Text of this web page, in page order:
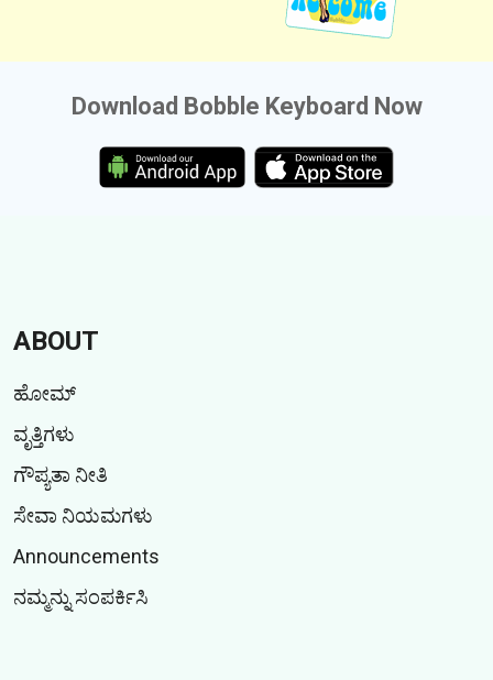
Download Bobble Keyboard Now
ABOUT
ಹೋಮ್
ವೃತ್ತಿಗಳು
ಗೌಪ್ಯತಾ ನೀತಿ
ಸೇವಾ ನಿಯಮಗಳು
Announcements
ನಮ್ಮನ್ನು ಸಂಪರ್ಕಿಸಿ